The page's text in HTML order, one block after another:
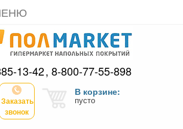
13-42 8-800-77-55-898
Заказать
звонок
В корзине:
пусто